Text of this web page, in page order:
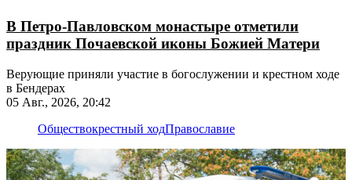
В Петро-Павловском монастыре отметили
праздник Почаевской иконы Божией Матери
Верующие приняли участие в богослужении и крестном ходе
в Бендерах
05 Авг., 2026, 20:42
Обществокрестный ходПравославие